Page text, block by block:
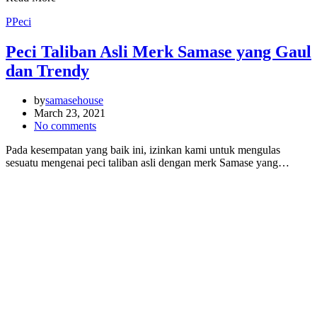
PPeci
Peci Taliban Asli Merk Samase yang Gaul
dan Trendy
bysamasehouse
March 23, 2021
No comments
Pada kesempatan yang baik ini, izinkan kami untuk mengulas
sesuatu mengenai peci taliban asli dengan merk Samase yang…